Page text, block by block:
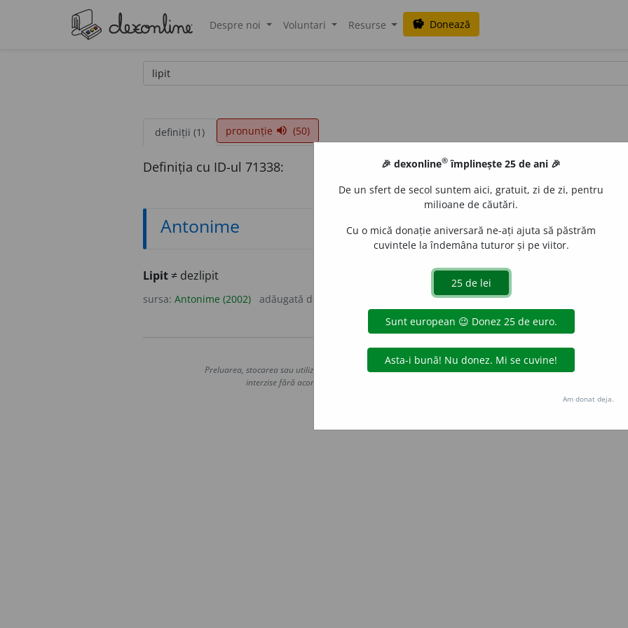
Despre noi Voluntari Resurse savings Donează
definiții (1) pronunție volume_up (50)
Definiția cu ID-ul 71338:
Antonime
Lipit≠ dezlipit
sursa: Antonime (2002) adăugată de
Copyright © 2004-2026 dexonline (https://dexonline.ro)
Preluarea, stocarea sau utilizarea datelor de pe acest site, inclusiv prin orice metode de extragere automată
interzise fără acordul nostru prealabil scris, cu excepția seturilor de date oferite oficial spre utilizare
Hosterion
🎉 dexonline® împlinește 25 de ani 🎉
De un sfert de secol suntem aici, gratuit, zi de zi, pentru
milioane de căutări.
Cu o mică donație aniversară ne-ați ajuta să păstrăm
cuvintele la îndemâna tuturor și pe viitor.
Am donat deja.